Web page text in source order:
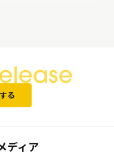
る
ディア